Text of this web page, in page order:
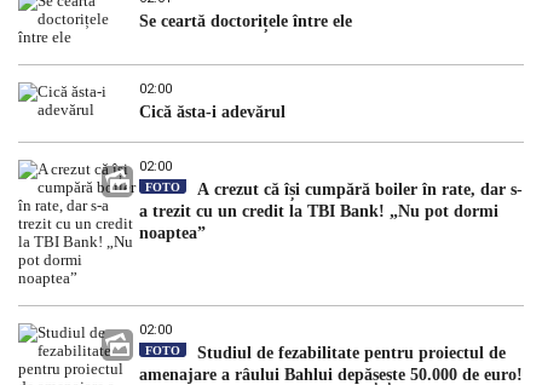
Se ceartă doctorițele între ele
02:00
Cică ăsta-i adevărul
02:00
FOTO
A crezut că își cumpără boiler în rate, dar s-
a trezit cu un credit la TBI Bank! „Nu pot dormi
noaptea”
02:00
FOTO
Studiul de fezabilitate pentru proiectul de
amenajare a râului Bahlui depășește 50.000 de euro!